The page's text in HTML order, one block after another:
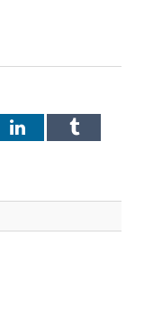
LinkedInTumblr